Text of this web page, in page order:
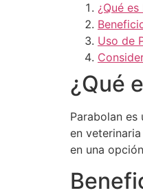
¿Qué
Uso de
¿Qué
Parabolan
en
en una